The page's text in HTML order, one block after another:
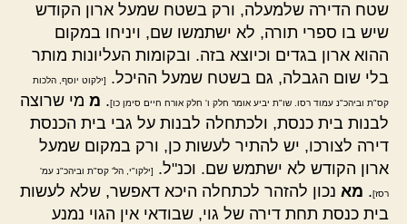
שטח הדירה שלמעלה, ורק בשטח שמעל ארון הקודש
שיש בו ספרי תורה, לא ישתמשו שם, ויניחו במקום
ההוא ארון בגדים וכיוצא בזה. ובקומות העליונות מותר
בלי שום הגבלה, גם בשטח שמעל ההיכל.
[ילקוט יוסף, הלכות
קס"ת וביהכ"נ עמוד רסו. שו"ת יביע אומר חלק ו' חלק אורח חיים סימן כו]. מ מי שרוצה
לבנות בית כנסת, ולכתחלה לבנות על גבי בית הכנסת
דירה לצורכו, יש להתיר לעשות כן, ורק במקום שמעל
ארון הקודש לא ישתמש שם. וכנ"ל.
[ילקו"י, הל' קס"ת וביהכ"נ עמ'
רסז]. מא נכון להזהר לכתחלה היכא דאפשר, שלא לעשות
בית כנסת תחת דירה של גוי, שבודאי אין הגוי נמנע